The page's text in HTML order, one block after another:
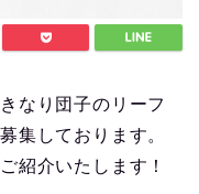
なり団子のリーフ
集しております。
紹介いたします！